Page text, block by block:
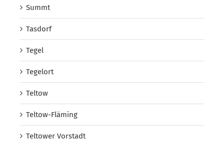
Summt
Tasdorf
Tegel
Tegelort
Teltow
Teltow-Fläming
Teltower Vorstadt